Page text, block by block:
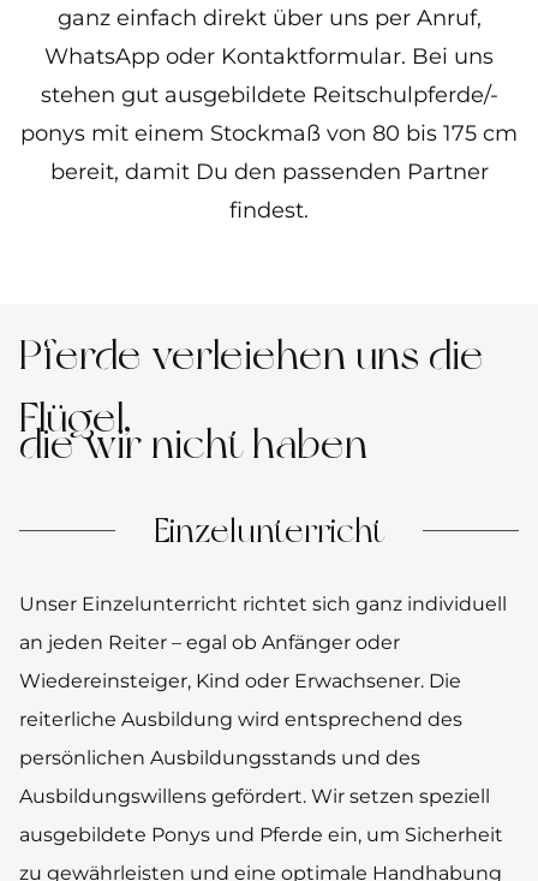
ganz einfach direkt über uns per Anruf,
WhatsApp oder Kontaktformular. Bei uns
stehen gut ausgebildete Reitschulpferde/-
ponys mit einem Stockmaß von 80 bis 175 cm
bereit, damit Du den passenden Partner
findest.
Pferde verleiehen uns die
Flügel,
die wir nicht haben
Einzelunterricht
Unser Einzelunterricht richtet sich ganz individuell
an jeden Reiter – egal ob Anfänger oder
Wiedereinsteiger, Kind oder Erwachsener. Die
reiterliche Ausbildung wird entsprechend des
persönlichen Ausbildungsstands und des
Ausbildungswillens gefördert. Wir setzen speziell
ausgebildete Ponys und Pferde ein, um Sicherheit
zu gewährleisten und eine optimale Handhabung